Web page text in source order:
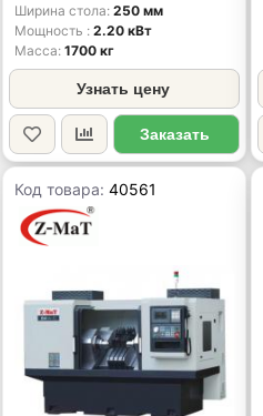
Ширина стола 250 мм
Мощность
2.20 кВт
Масса 1700 кг
Узнать цену
Заказать
Код товара:40561